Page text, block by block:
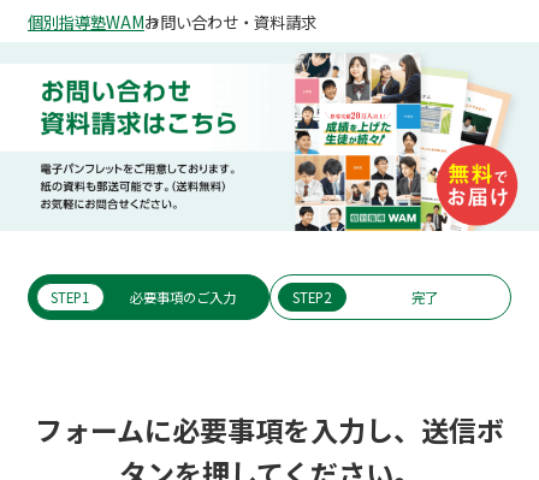
個別指導塾WAMお問い合わせ・資料請求
STEP1 必要事項のご入力 STEP2 完了
フォームに必要事項を入力し、送信ボ